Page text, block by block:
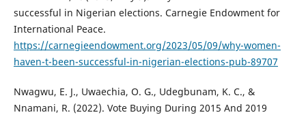
successful in Nigerian elections. Carnegie Endowment for
International Peace.
https://carnegieendowment.org/2023/05/09/why-women-
haven-t-been-successful-in-nigerian-elections-pub-89707
Nwagwu, E. J., Uwaechia, O. G., Udegbunam, K. C., &
Nnamani, R. (2022). Vote Buying During 2015 And 2019